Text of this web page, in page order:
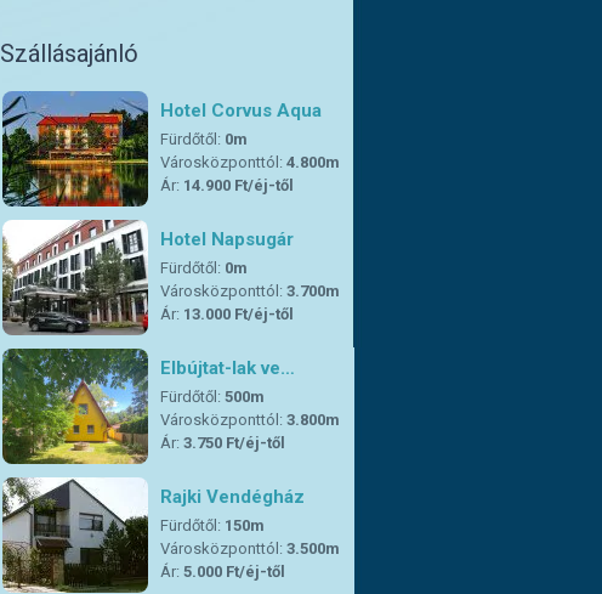
Szállásajánló
Hotel Corvus Aqua
Fürdőtől: 0m
Városközponttól: 4.800m
Ár: 14.900 Ft/éj-től
Hotel Napsugár
Fürdőtől: 0m
Városközponttól: 3.700m
Ár: 13.000 Ft/éj-től
Elbújtat-lak ve…
Fürdőtől: 500m
Városközponttól: 3.800m
Ár: 3.750 Ft/éj-től
Rajki Vendégház
Fürdőtől: 150m
Városközponttól: 3.500m
Ár: 5.000 Ft/éj-től